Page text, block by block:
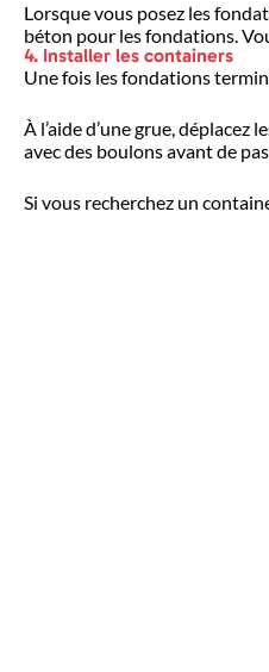
Lorsque vous posez les
béton pour les fondations.
4. Installer les containers
Une fois les fondations
À l’aide d’une grue,
avec des boulons avant de
Si vous recherchez un